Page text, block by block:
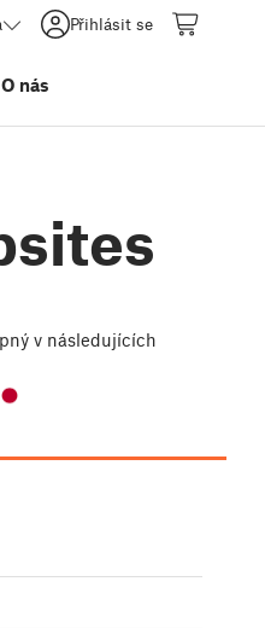
Přihlásit se
O nás
v následujících